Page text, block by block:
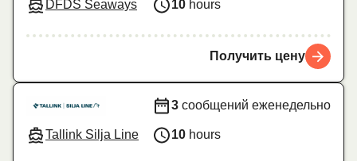
DFDS Seaways 10 hours
Получить цену
Tallink Silja Line
3 сообщений еженедельно
10 hours